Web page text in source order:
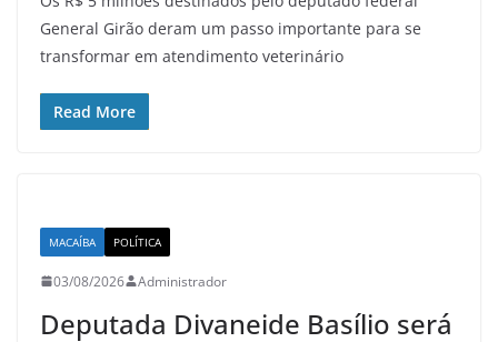
General Girão deram um passo importante para se
transformar em atendimento veterinário
Read More
MACAÍBA POLÍTICA
03/08/2026 Administrador
Deputada Divaneide Basílio será